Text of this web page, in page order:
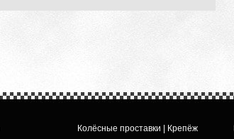
Колёсные проставки | Крепёж